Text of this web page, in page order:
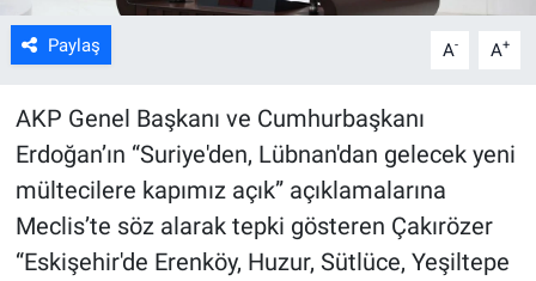
Paylaş A- A+
AKP Genel Başkanı ve Cumhurbaşkanı
Erdoğan’ın “Suriye'den, Lübnan'dan gelecek yeni
mültecilere kapımız açık” açıklamalarına
Meclis’te söz alarak tepki gösteren Çakırözer
“Eskişehir'de Erenköy, Huzur, Sütlüce, Yeşiltepe